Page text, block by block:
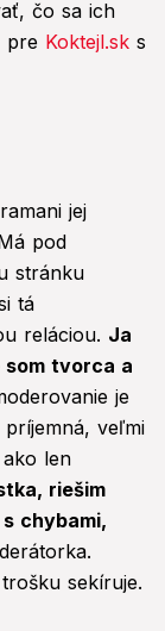
čo sa ich
pre Koktejl.sk s
jej
pod
stránku
tá
reláciou. Ja
tvorca a
je
veľmi
len
riešim
chybami,
sekíruje.